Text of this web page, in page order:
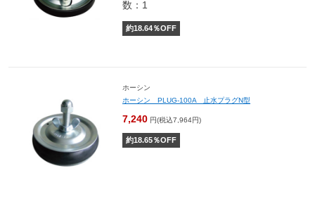
数：1
約18.64％OFF
ホーシン
ホーシン PLUG-100A 止水プラグN型
7,240 円(税込7,964円)
約18.65％OFF